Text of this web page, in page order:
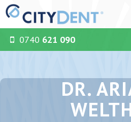
0740 621 090
DR.